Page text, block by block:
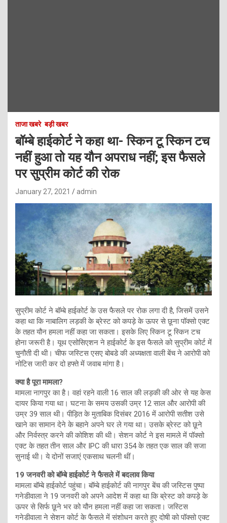
ताजा खबरे बड़ी खबर
बॉम्बे हाईकोर्ट ने कहा था- स्किन टू स्किन टच
नहीं हुआ तो यह यौन अपराध नहीं; इस फैसले
पर सुप्रीम कोर्ट की रोक
January 27, 2021 admin
सुप्रीम कोर्ट ने बॉम्बे हाईकोर्ट के उस फैसले पर रोक लगा दी है, जिसमें उसने
कहा था कि नाबालिग लड़की के ब्रेस्ट को कपड़े के ऊपर से छूना पॉक्सो एक्ट
के तहत यौन हमला नहीं कहा जा सकता। इसके लिए स्किन टू स्किन टच
होना जरूरी है। यूथ एसोसिएशन ने हाईकोर्ट के इस फैसले को सुप्रीम कोर्ट में
चुनौती दी थी। चीफ जस्टिस एसए बोबडे की अध्यक्षता वाली बेंच ने आरोपी को
नोटिस जारी कर दो हफ्ते में जवाब मांगा है।
क्या है पूरा मामला?
मामला नागपुर का है। वहां रहने वाली 16 साल की लड़की की ओर से यह केस
दायर किया गया था। घटना के समय उसकी उम्र 12 साल और आरोपी की
उम्र 39 साल थी। पीड़ित के मुताबिक दिसंबर 2016 में आरोपी सतीश उसे
खाने का सामान देने के बहाने अपने घर ले गया था। उसके ब्रेस्ट को छूने
और निर्वस्त्र करने की कोशिश की थी। सेशन कोर्ट ने इस मामले में पॉक्सो
एक्ट के तहत तीन साल और IPC की धारा 354 के तहत एक साल की सजा
सुनाई थी। ये दोनों सजाएं एकसाथ चलनी थीं।
19 जनवरी को बॉम्बे हाईकोर्ट ने फैसले में बदलाव किया
मामला बॉम्बे हाईकोर्ट पहुंचा। बॉम्बे हाईकोर्ट की नागपुर बेंच की जस्टिस पुष्पा
गनेडीवाला ने 19 जनवरी को अपने आदेश में कहा था कि ब्रेस्ट को कपड़े के
ऊपर से सिर्फ छूने भर को यौन हमला नहीं कहा जा सकता। जस्टिस
गनेडीवाला ने सेशन कोर्ट के फैसले में संशोधन करते हुए दोषी को पॉक्सो एक्ट